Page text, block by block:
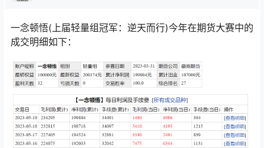
一念顿悟(上届轻量组冠军：逆天而行)今年在期货大赛中的
成交明细如下：